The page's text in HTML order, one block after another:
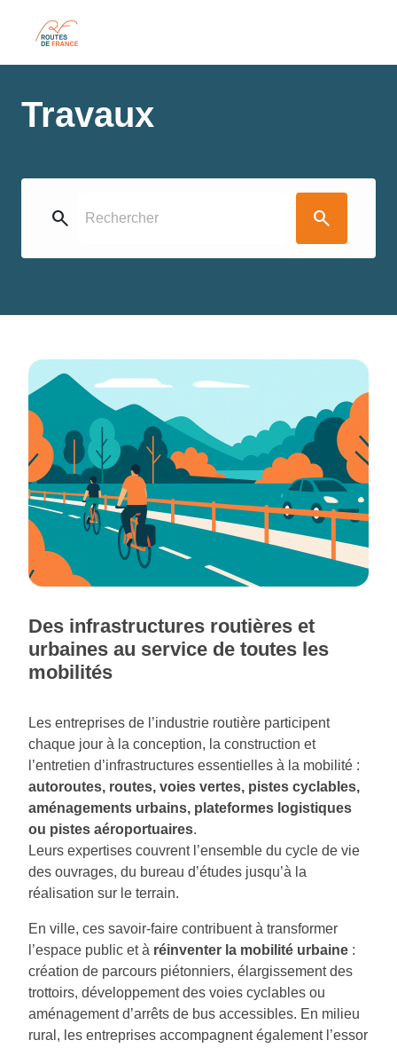
Travaux
search search
Des infrastructures routières et
urbaines au service de toutes les
mobilités
Les entreprises de l’industrie routière participent
chaque jour à la conception, la construction et
l’entretien d’infrastructures essentielles à la mobilité :
autoroutes, routes, voies vertes, pistes cyclables,
aménagements urbains, plateformes logistiques
ou pistes aéroportuaires.
Leurs expertises couvrent l’ensemble du cycle de vie
des ouvrages, du bureau d’études jusqu’à la
réalisation sur le terrain.
En ville, ces savoir-faire contribuent à transformer
l’espace public et à réinventer la mobilité urbaine :
création de parcours piétonniers, élargissement des
trottoirs, développement des voies cyclables ou
aménagement d’arrêts de bus accessibles. En milieu
rural, les entreprises accompagnent également l’essor